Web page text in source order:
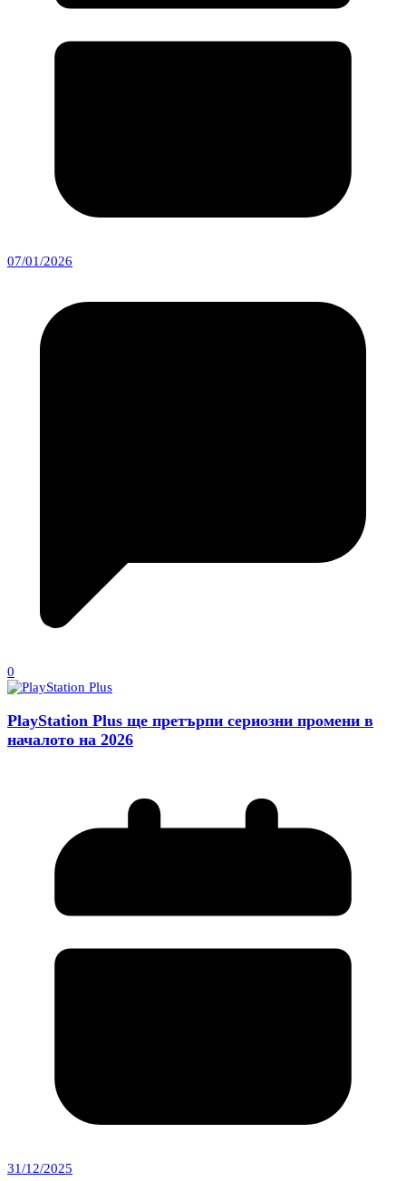
07/01/2026
0
PlayStation Plus ще претърпи сериозни промени в
началото на 2026
31/12/2025